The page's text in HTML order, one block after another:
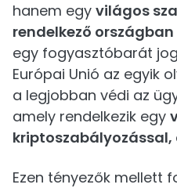
hanem egy világos
rendelkező országban
egy fogyasztóbarát
Európai Unió az egyik
a legjobban védi az
amely rendelkezik egy
kriptoszabályozással,
Ezen tényezők mellett